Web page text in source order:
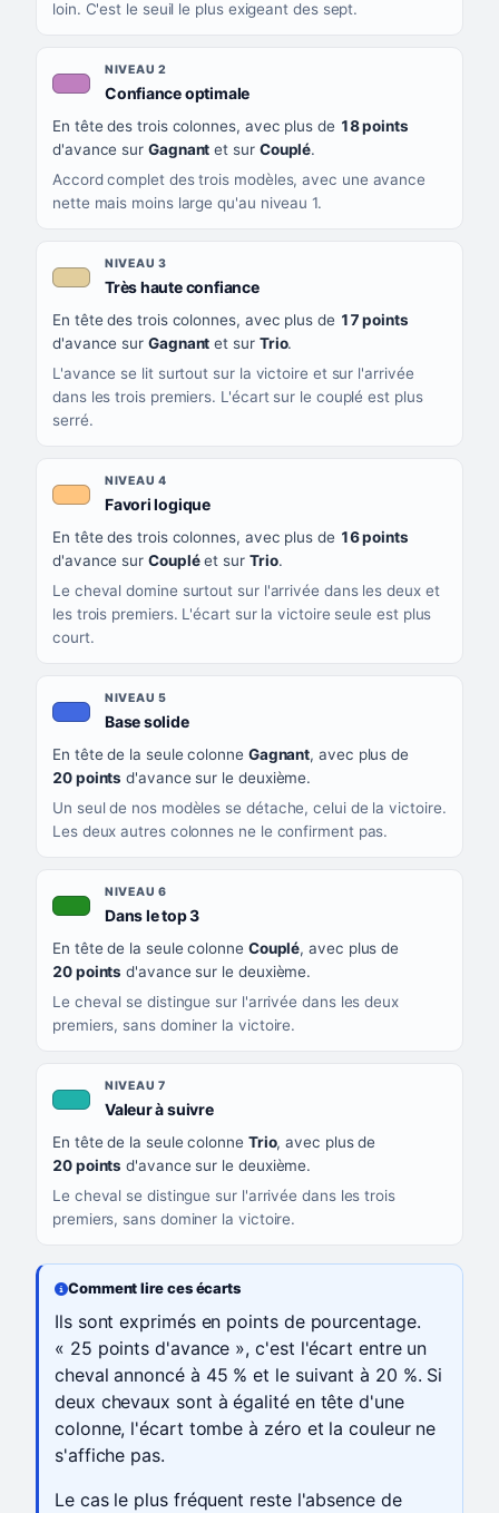
loin. C'est le seuil le plus exigeant des sept.
NIVEAU 2
Confiance optimale, couleur mauve
En tête des trois colonnes, avec plus de 18 points
d'avance sur Gagnant et sur Couplé.
Accord complet des trois modèles, avec une avance
nette mais moins large qu'au niveau 1.
NIVEAU 3
Très haute confiance, couleur beige
En tête des trois colonnes, avec plus de 17 points
d'avance sur Gagnant et sur Trio.
L'avance se lit surtout sur la victoire et sur l'arrivée
dans les trois premiers. L'écart sur le couplé est plus
serré.
NIVEAU 4
Favori logique, couleur orange clair
En tête des trois colonnes, avec plus de 16 points
d'avance sur Coupléet sur Trio.
Le cheval domine surtout sur l'arrivée dans les deux et
les trois premiers. L'écart sur la victoire seule est plus
court.
NIVEAU 5
Base solide, couleur bleu roi
En tête de la seule colonne Gagnant, avec plus de
20 points d'avance sur le deuxième.
Un seul de nos modèles se détache, celui de la victoire.
Les deux autres colonnes ne le confirment pas.
NIVEAU 6
Dans le top 3, couleur verte
En tête de la seule colonne Couplé, avec plus de
20 points d'avance sur le deuxième.
Le cheval se distingue sur l'arrivée dans les deux
premiers, sans dominer la victoire.
NIVEAU 7
Valeur à suivre, couleur turquoise
En tête de la seule colonne Trio, avec plus de
20 points d'avance sur le deuxième.
Le cheval se distingue sur l'arrivée dans les trois
premiers, sans dominer la victoire.
Comment lire ces écarts
Ils sont exprimés en points de pourcentage.
« 25 points d'avance », c'est l'écart entre un
cheval annoncé à 45 % et le suivant à 20 %. Si
deux chevaux sont à égalité en tête d'une
colonne, l'écart tombe à zéro et la couleur ne
s'affiche pas.
Le cas le plus fréquent reste l'absence de